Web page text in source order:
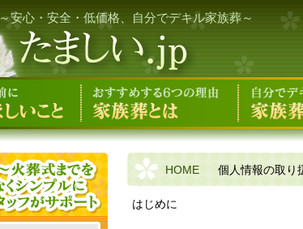
～安心・安全・低価格、自分でデキル家族葬～
HOME 個人情報の取り
はじめに